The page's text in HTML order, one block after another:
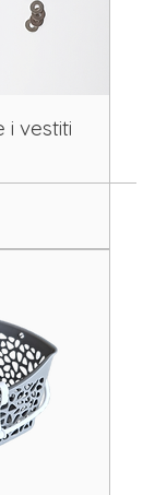
i vestiti